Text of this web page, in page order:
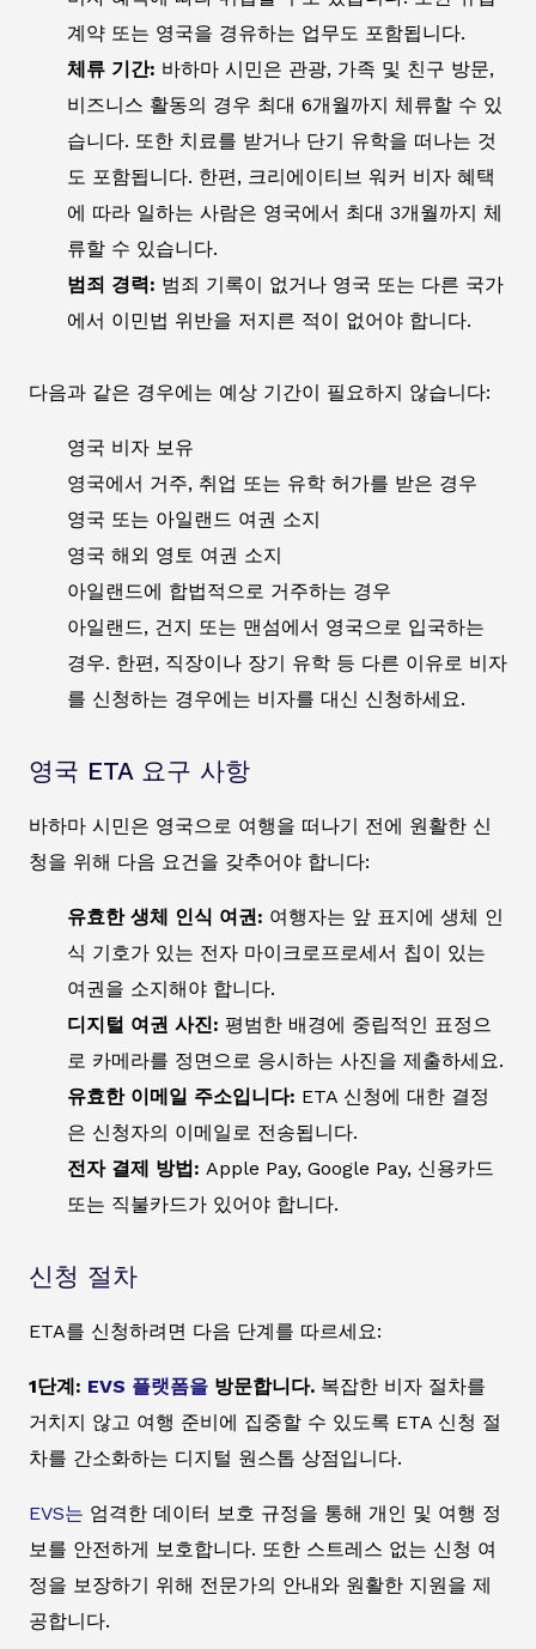
계약 또는 영국을 경유하는 업무도 포함됩니다.
체류 기간: 바하마 시민은 관광, 가족 및 친구 방문,
비즈니스 활동의 경우 최대 6개월까지 체류할 수 있
습니다. 또한 치료를 받거나 단기 유학을 떠나는 것
도 포함됩니다. 한편, 크리에이티브 워커 비자 혜택
에 따라 일하는 사람은 영국에서 최대 3개월까지 체
류할 수 있습니다.
범죄 경력: 범죄 기록이 없거나 영국 또는 다른 국가
에서 이민법 위반을 저지른 적이 없어야 합니다.
다음과 같은 경우에는 예상 기간이 필요하지 않습니다:
영국 비자 보유
영국에서 거주, 취업 또는 유학 허가를 받은 경우
영국 또는 아일랜드 여권 소지
영국 해외 영토 여권 소지
아일랜드에 합법적으로 거주하는 경우
아일랜드, 건지 또는 맨섬에서 영국으로 입국하는
경우. 한편, 직장이나 장기 유학 등 다른 이유로 비자
를 신청하는 경우에는 비자를 대신 신청하세요.
영국 ETA 요구 사항
바하마 시민은 영국으로 여행을 떠나기 전에 원활한 신
청을 위해 다음 요건을 갖추어야 합니다:
유효한 생체 인식 여권: 여행자는 앞 표지에 생체 인
식 기호가 있는 전자 마이크로프로세서 칩이 있는
여권을 소지해야 합니다.
디지털 여권 사진: 평범한 배경에 중립적인 표정으
로 카메라를 정면으로 응시하는 사진을 제출하세요.
유효한 이메일 주소입니다: ETA 신청에 대한 결정
은 신청자의 이메일로 전송됩니다.
전자 결제 방법: Apple Pay, Google Pay, 신용카드
또는 직불카드가 있어야 합니다.
신청 절차
ETA를 신청하려면 다음 단계를 따르세요:
1단계: EVS 플랫폼을 방문합니다. 복잡한 비자 절차를
거치지 않고 여행 준비에 집중할 수 있도록 ETA 신청 절
차를 간소화하는 디지털 원스톱 상점입니다.
EVS는 엄격한 데이터 보호 규정을 통해 개인 및 여행 정
보를 안전하게 보호합니다. 또한 스트레스 없는 신청 여
정을 보장하기 위해 전문가의 안내와 원활한 지원을 제
공합니다.